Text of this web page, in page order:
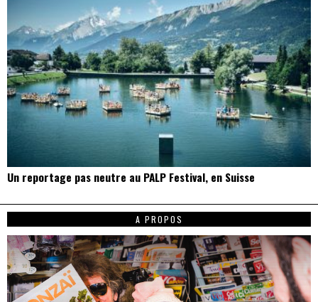
Un reportage pas neutre au PALP Festival, en Suisse
A PROPOS